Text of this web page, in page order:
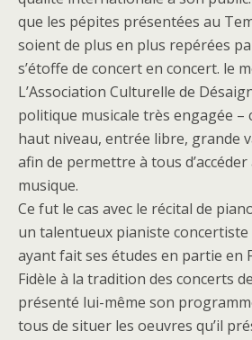
que les pépites présentées au
soient de plus en plus repérées
s’étoffe de concert en concert. le
L’Association Culturelle de
politique musicale très engagée –
haut niveau, entrée libre, grande
afin de permettre à tous
musique.
Ce fut le cas avec le récital de
un talentueux pianiste
ayant fait ses études en partie en
Fidèle à la tradition des concerts de
présenté lui-même son
tous de situer les oeuvres qu’il